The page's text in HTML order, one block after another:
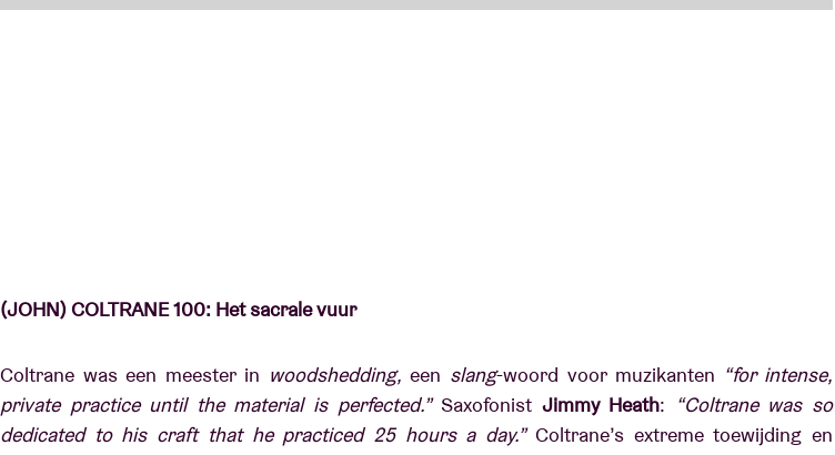
(JOHN) COLTRANE 100: Het sacrale vuur
Coltrane was een meester in woodshedding, een slang-woord voor muzikanten “for intense,
private practice until the material is perfected.”Saxofonist Jimmy Heath: “Coltrane was so
dedicated to his craft that he practiced 25 hours a day.” Coltrane’s extreme toewijding en